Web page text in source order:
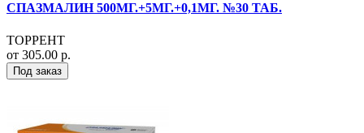
СПАЗМАЛИН 500МГ.+5МГ.+0,1МГ. №30 ТАБ.
ТОРРЕНТ
от 305.00 р.
Под заказ